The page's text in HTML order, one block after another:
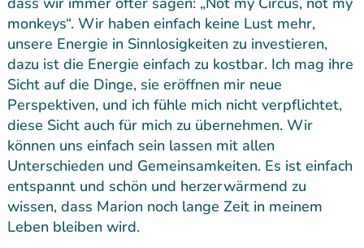
monkeys“. Wir haben einfach keine Lust mehr,
unsere Energie in Sinnlosigkeiten zu investieren,
dazu ist die Energie einfach zu kostbar. Ich mag ihre
Sicht auf die Dinge, sie eröffnen mir neue
Perspektiven, und ich fühle mich nicht verpflichtet,
diese Sicht auch für mich zu übernehmen. Wir
können uns einfach sein lassen mit allen
Unterschieden und Gemeinsamkeiten. Es ist einfach
entspannt und schön und herzerwärmend zu
wissen, dass Marion noch lange Zeit in meinem
Leben bleiben wird.